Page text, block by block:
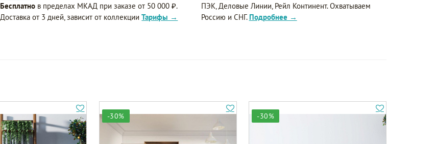
Бесплатно в пределах МКАД при заказе от 50 000 ₽.
Доставка от 3 дней, зависит от коллекцииТарифы →
ПЭК, Деловые Линии, Рейл Континент. Охватываем
Россию и СНГ. Подробнее →
-30% -30%